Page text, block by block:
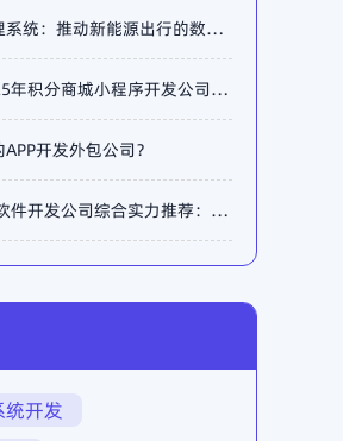
充电桩运营管理系统：推动新能源出行的数字化升级
企业必备：2025年积分商城小程序开发公司TOP5榜单权威推荐
开发外包公司？
2025年供应商软件开发公司综合实力推荐：飞雁科技五大优势详解
开发